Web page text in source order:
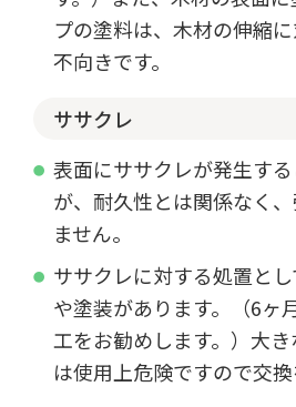
プの塗料は、木材の伸縮
不向きです。
ササクレ
表面にササクレが発生す
が、耐久性とは関係なく
ません。
ササクレに対する処置と
や塗装があります。（6ヶ
工をお勧めします。）大
は使用上危険ですので交換